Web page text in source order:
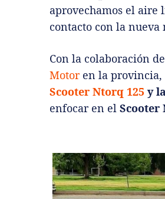
aprovechamos el aire
contacto con la nueva
Con la colaboración
Motoren la provincia,
Scooter Ntorq 125 y
enfocar en el Scooter